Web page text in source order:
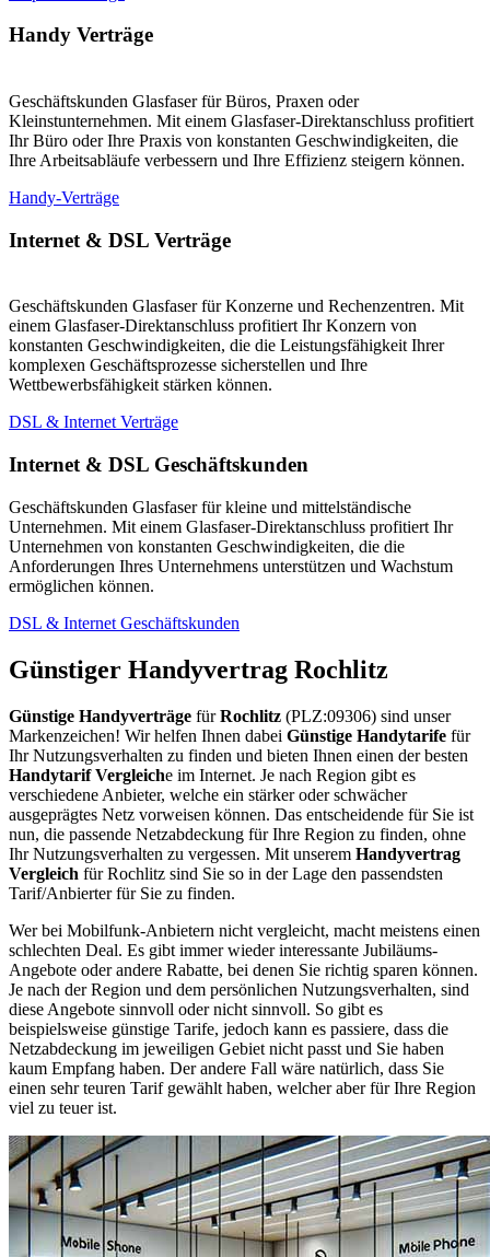
Handy Verträge
Geschäftskunden Glasfaser für Büros, Praxen oder
Kleinstunternehmen. Mit einem Glasfaser-Direktanschluss profitiert
Ihr Büro oder Ihre Praxis von konstanten Geschwindigkeiten, die
Ihre Arbeitsabläufe verbessern und Ihre Effizienz steigern können.
Handy-Verträge
Internet & DSL Verträge
Geschäftskunden Glasfaser für Konzerne und Rechenzentren. Mit
einem Glasfaser-Direktanschluss profitiert Ihr Konzern von
konstanten Geschwindigkeiten, die die Leistungsfähigkeit Ihrer
komplexen Geschäftsprozesse sicherstellen und Ihre
Wettbewerbsfähigkeit stärken können.
DSL & Internet Verträge
Internet & DSL Geschäftskunden
Geschäftskunden Glasfaser für kleine und mittelständische
Unternehmen. Mit einem Glasfaser-Direktanschluss profitiert Ihr
Unternehmen von konstanten Geschwindigkeiten, die die
Anforderungen Ihres Unternehmens unterstützen und Wachstum
ermöglichen können.
DSL & Internet Geschäftskunden
Günstiger Handyvertrag Rochlitz
Günstige Handyverträge fürRochlitz (PLZ:09306) sind unser
Markenzeichen! Wir helfen Ihnen dabei Günstige Handytarife für
Ihr Nutzungsverhalten zu finden und bieten Ihnen einen der besten
Handytarif Vergleiche im Internet. Je nach Region gibt es
verschiedene Anbieter, welche ein stärker oder schwächer
ausgeprägtes Netz vorweisen können. Das entscheidende für Sie ist
nun, die passende Netzabdeckung für Ihre Region zu finden, ohne
Ihr Nutzungsverhalten zu vergessen. Mit unserem Handyvertrag
Vergleich für Rochlitz sind Sie so in der Lage den passendsten
Tarif/Anbierter für Sie zu finden.
Wer bei Mobilfunk-Anbietern nicht vergleicht, macht meistens einen
schlechten Deal. Es gibt immer wieder interessante Jubiläums-
Angebote oder andere Rabatte, bei denen Sie richtig sparen können.
Je nach der Region und dem persönlichen Nutzungsverhalten, sind
diese Angebote sinnvoll oder nicht sinnvoll. So gibt es
beispielsweise günstige Tarife, jedoch kann es passiere, dass die
Netzabdeckung im jeweiligen Gebiet nicht passt und Sie haben
kaum Empfang haben. Der andere Fall wäre natürlich, dass Sie
einen sehr teuren Tarif gewählt haben, welcher aber für Ihre Region
viel zu teuer ist.